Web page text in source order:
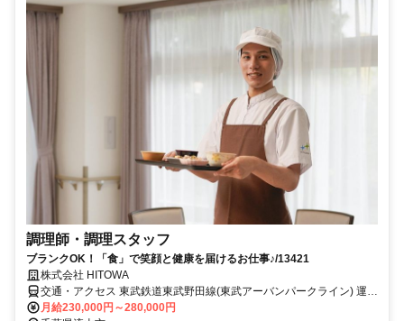
調理師・調理スタッフ
ブランクOK！「食」で笑顔と健康を届けるお仕事♪/13421
株式会社 HITOWA
交通・アクセス 東武鉄道東武野田線(東武アーバンパークライン) 運河
徒歩6分
月給230,000円～280,000円